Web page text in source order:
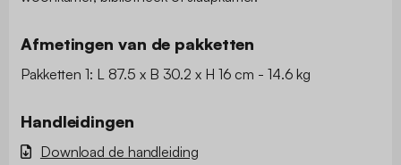
Afmetingen van de pakketten
Pakketten 1: L 87.5 x B 30.2 x H 16 cm - 14.6 kg
Handleidingen
Download de handleiding